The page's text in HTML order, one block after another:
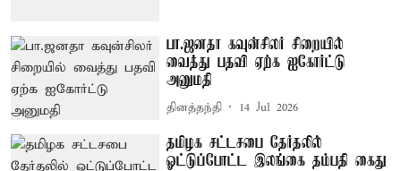
பா.ஜனதா கவுன்சிலர் சிறையில்
வைத்து பதவி ஏற்க ஐகோர்ட்டு
அனுமதி
தினத்தந்தி 14 Jul 2026
தமிழக சட்டசபை தேர்தலில்
ஓட்டுப்போட்ட இலங்கை தம்பதி கைது